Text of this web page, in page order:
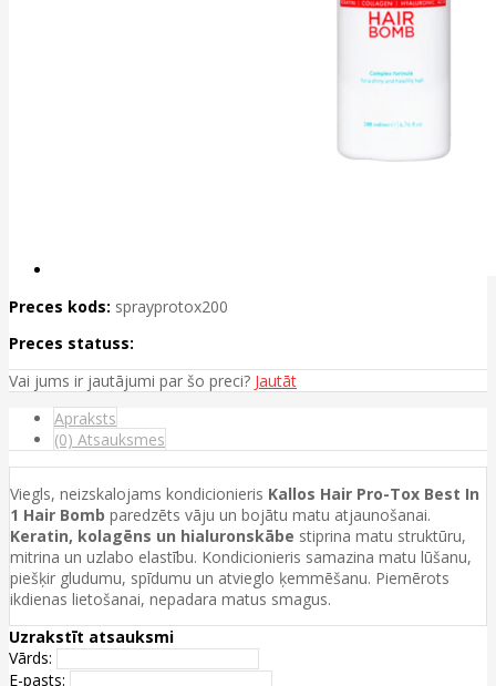
Preces kods: sprayprotox200
Preces statuss:
Vai jums ir jautājumi par šo preci? Jautāt
Apraksts
(0) Atsauksmes
Viegls, neizskalojams kondicionieris Kallos Hair Pro-Tox Best In
1 Hair Bomb paredzēts vāju un bojātu matu atjaunošanai.
Keratin, kolagēns un hialuronskābe stiprina matu struktūru,
mitrina un uzlabo elastību. Kondicionieris samazina matu lūšanu,
piešķir gludumu, spīdumu un atvieglo ķemmēšanu. Piemērots
ikdienas lietošanai, nepadara matus smagus.
Uzrakstīt atsauksmi
Vārds:
E-pasts: